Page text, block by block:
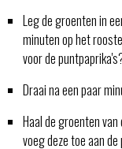
Leg de groenten in
minuten op het
voor de
Draai na een paar
Haal de groenten
voeg deze toe aan